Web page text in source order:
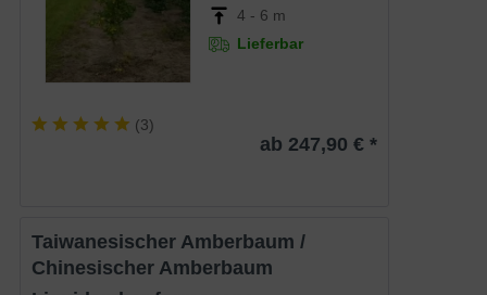
4 - 6 m
Lieferbar
(3)
ab 247,90 € *
Taiwanesischer Amberbaum /
Chinesischer Amberbaum